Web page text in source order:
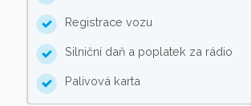
Registrace vozu
Silniční daň a poplatek za rádio
Palivová karta